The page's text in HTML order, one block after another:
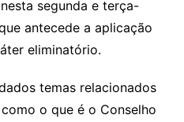
segunda e terça-
antecede a aplicação
eliminatório.
temas relacionados
o que é o Conselho